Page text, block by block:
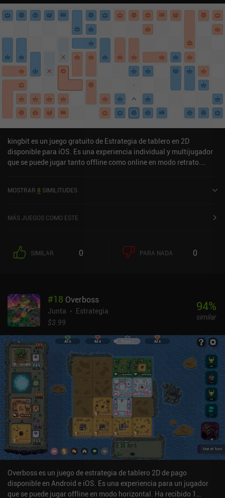
kingbit es un juego gratuito de Estrategia de tablero en 2D
disponible para iOS. Es una experiencia individual y multijugador
que se puede jugar tanto offline como online en modo retrato.
MOSTRAR 8 SIMILITUDES
MÁS JUEGOS COMO ESTE
SIMILAR 0 PARA NADA 0
#18 Overboss
Junta
Estrategia
$3.99
94%
similar
Overboss es un juego de estrategia de tablero 2D de pago
disponible en Android e iOS. Es una experiencia para un jugador
que se puede jugar offline en modo horizontal. Ha recibido 1